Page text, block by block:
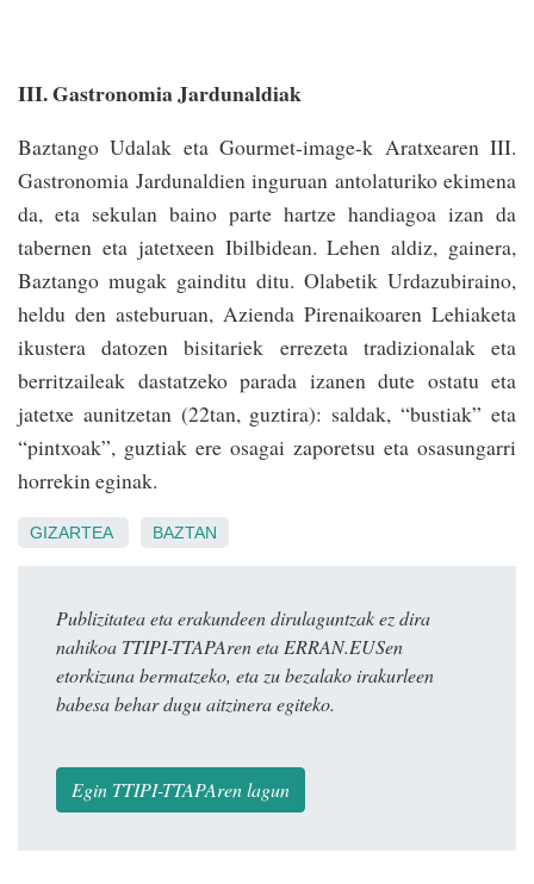
III. Gastronomia Jardunaldiak
Baztango Udalak eta Gourmet-image-k Aratxearen III.
Gastronomia Jardunaldien inguruan antolaturiko ekimena
da, eta sekulan baino parte hartze handiagoa izan da
tabernen eta jatetxeen Ibilbidean. Lehen aldiz, gainera,
Baztango mugak gainditu ditu. Olabetik Urdazubiraino,
heldu den asteburuan, Azienda Pirenaikoaren Lehiaketa
ikustera datozen bisitariek errezeta tradizionalak eta
berritzaileak dastatzeko parada izanen dute ostatu eta
jatetxe aunitzetan (22tan, guztira): saldak, “bustiak” eta
“pintxoak”, guztiak ere osagai zaporetsu eta osasungarri
horrekin eginak.
GIZARTEA BAZTAN
Publizitatea eta erakundeen dirulaguntzak ez dira
nahikoa TTIPI-TTAPAren eta ERRAN.EUSen
etorkizuna bermatzeko, eta zu bezalako irakurleen
babesa behar dugu aitzinera egiteko.
Egin TTIPI-TTAPAren lagun